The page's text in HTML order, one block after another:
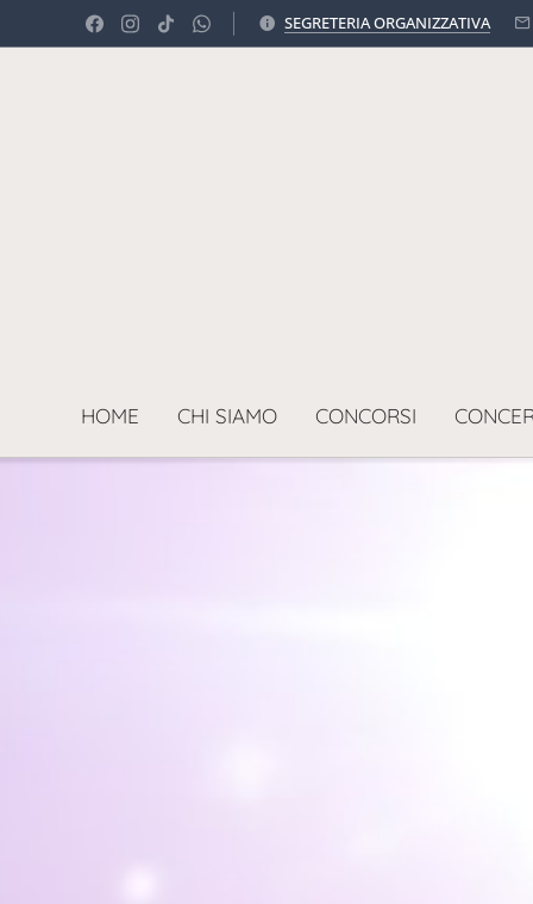
SEGRETERIA ORGANIZZATIVA
HOME CHI SIAMO CONCORSI